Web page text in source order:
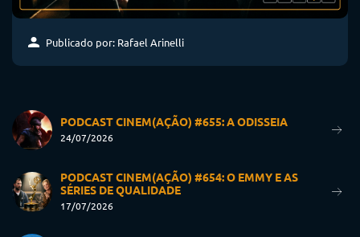
Publicado por: Rafael Arinelli
PODCAST CINEM(AÇÃO) #655: A ODISSEIA
24/07/2026
PODCAST CINEM(AÇÃO) #654: O EMMY E AS
SÉRIES DE QUALIDADE
17/07/2026